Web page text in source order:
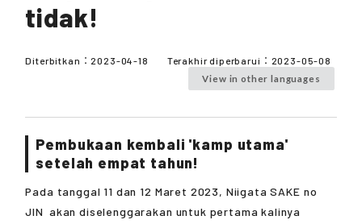
tidak!
Diterbitkan： 2023-04-18 Terakhir diperbarui： 2023-05-08
View in other languages
Pembukaan kembali 'kamp utama'
setelah empat tahun!
Pada tanggal 11 dan 12 Maret 2023, Niigata SAKE no
JIN akan diselenggarakan untuk pertama kalinya